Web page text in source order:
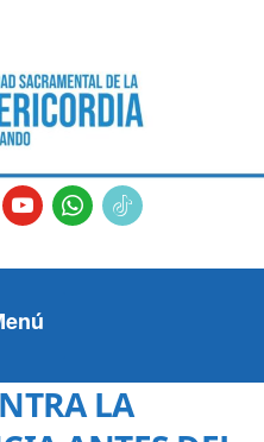
youtubewhatsapp
tiktok2
LA